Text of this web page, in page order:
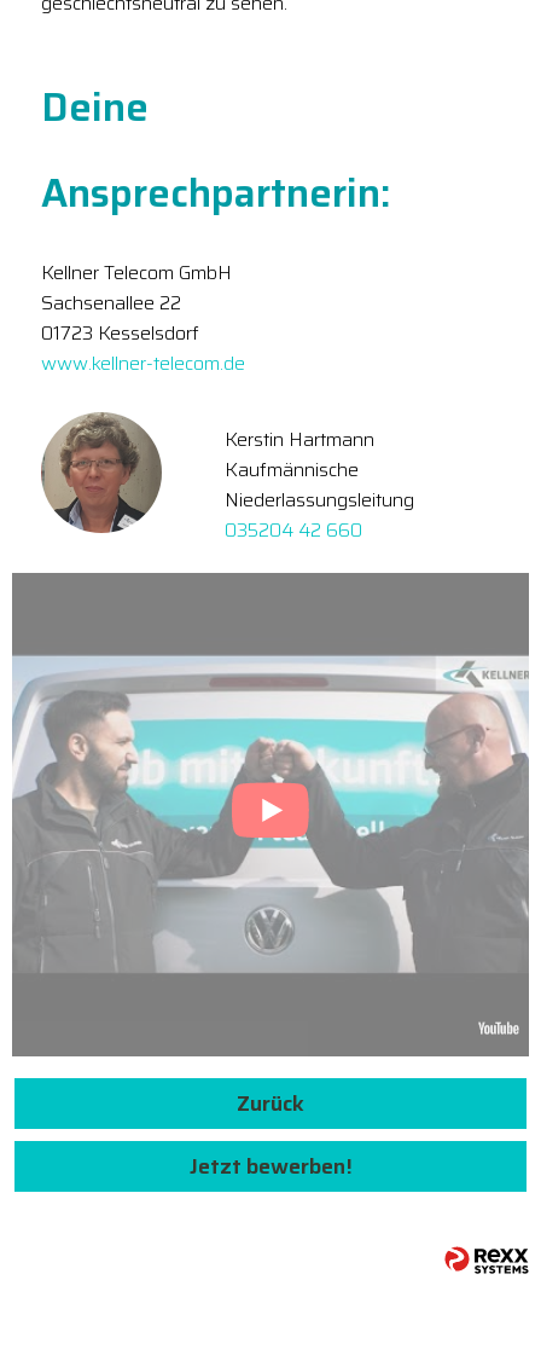
Deine
Ansprechpartnerin:
Kellner Telecom GmbH
Sachsenallee 22
01723 Kesselsdorf
www.kellner-telecom.de
Kerstin Hartmann
Kaufmännische
Niederlassungsleitung
035204 42 660
Zurück
Jetzt bewerben!